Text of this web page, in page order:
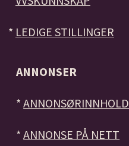
* LEDIGE STILLINGER
ANNONSER
*ANNONSØRINNHOLD
*ANNONSE PÅ NETT